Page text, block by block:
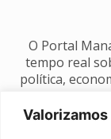
O Portal
tempo real
política,